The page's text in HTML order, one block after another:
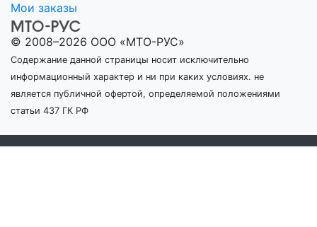
Мои заказы
© 2008–2026 ООО «МТО-РУС»
Содержание данной страницы носит исключительно
информационный характер и ни при каких условиях. не
является публичной офертой, определяемой положениями
статьи 437 ГК РФ